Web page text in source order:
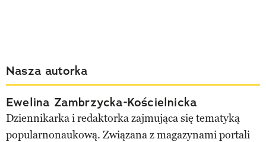
Nasza autorka
Ewelina Zambrzycka-Kościelnicka
Dziennikarka i redaktorka zajmująca się tematyką
popularnonaukową. Związana z magazynami portali